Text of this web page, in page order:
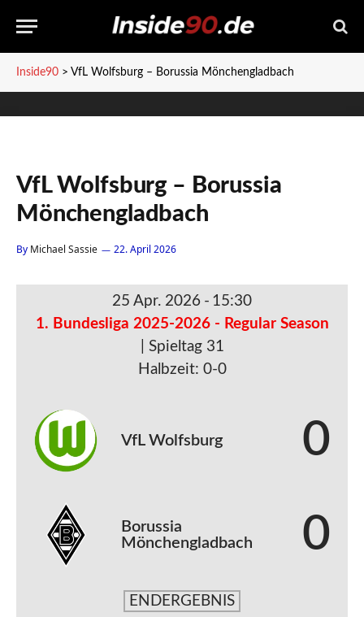
Inside90 > VfL Wolfsburg – Borussia Mönchengladbach
VfL Wolfsburg – Borussia
Mönchengladbach
By Michael Sassie 22. April 2026
25 Apr. 2026 - 15:30
1. Bundesliga 2025-2026 - Regular Season
| Spieltag 31
Halbzeit: 0-0
VfL Wolfsburg 0
Borussia
Mönchengladbach
0
ENDERGEBNIS